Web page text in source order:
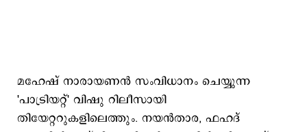
മഹേഷ് നാരായണന്‍ സംവിധാനം ചെയ്യുന്ന
'പാട്രിയറ്റ്' വിഷു റിലീസായി
തിയേറ്ററുകളിലെത്തും. നയന്‍താര, ഫഹദ്